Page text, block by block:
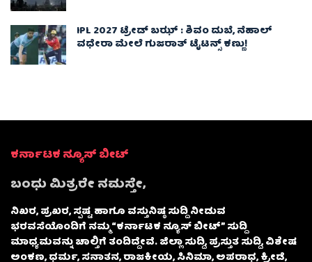
IPL 2027 ಟ್ರೇಡ್‌ ಬಝ್ : ಶಿವಂ ದುಬೆ, ನೆಹಾಲ್
ವಧೇರಾ ಮೇಲೆ ಗುಜರಾತ್ ಟೈಟನ್ಸ್ ಕಣ್ಣು!
ಕರ್ನಾಟಕ ನ್ಯೂಸ್ ಬೀಟ್
ಬಂಧು ಮಿತ್ರರೇ ನಮಸ್ತೇ,
ನಿಖರ, ಪ್ರಖರ, ಸ್ಪಷ್ಟ ಹಾಗೂ ವಸ್ತುನಿಷ್ಠ ಸುದ್ದಿ ನೀಡುವ
ಭರವಸೆಯೊಂದಿಗೆ ನಮ್ಮ “ಕರ್ನಾಟಕ ನ್ಯೂಸ್ ಬೀಟ್” ಸುದ್ದಿ
ಮಾಧ್ಯಮವನ್ನು ಚಾಲ್ತಿಗೆ ತಂದಿದ್ದೇವೆ. ಜಿಲ್ಲಾ ಸುದ್ದಿ, ಪ್ರಸ್ತುತ ಸುದ್ದಿ, ವಿಶೇಷ
ಅಂಕಣ, ಧರ್ಮ, ಸನಾತನ, ರಾಜಕೀಯ, ಸಿನಿಮಾ, ಅಪರಾಧ, ಕ್ರೀಡೆ,